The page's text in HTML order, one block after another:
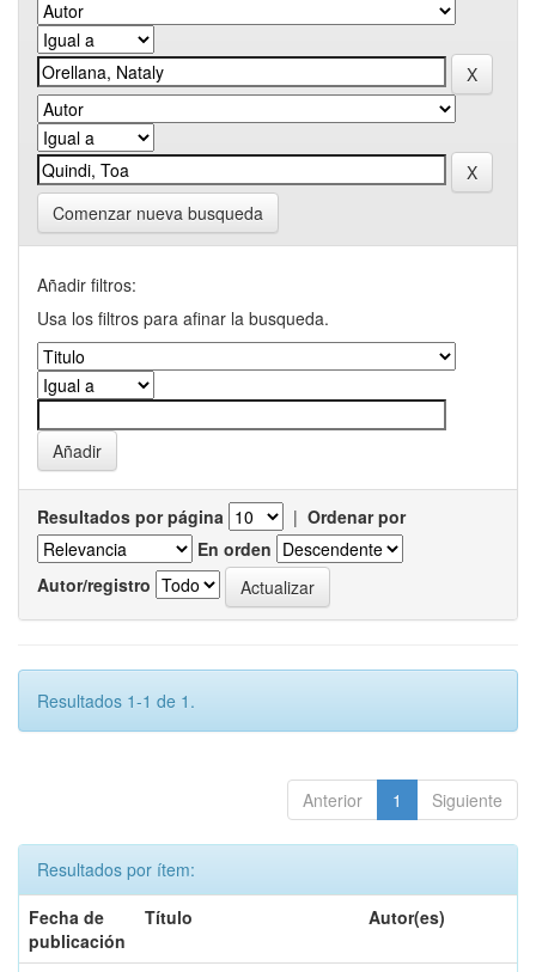
Comenzar nueva busqueda
Añadir filtros:
Usa los filtros para afinar la busqueda.
Resultados por página | Ordenar por
En orden
Autor/registro
Resultados 1-1 de 1.
Anterior 1 Siguiente
Resultados por ítem:
Fecha de
publicación
Título Autor(es)